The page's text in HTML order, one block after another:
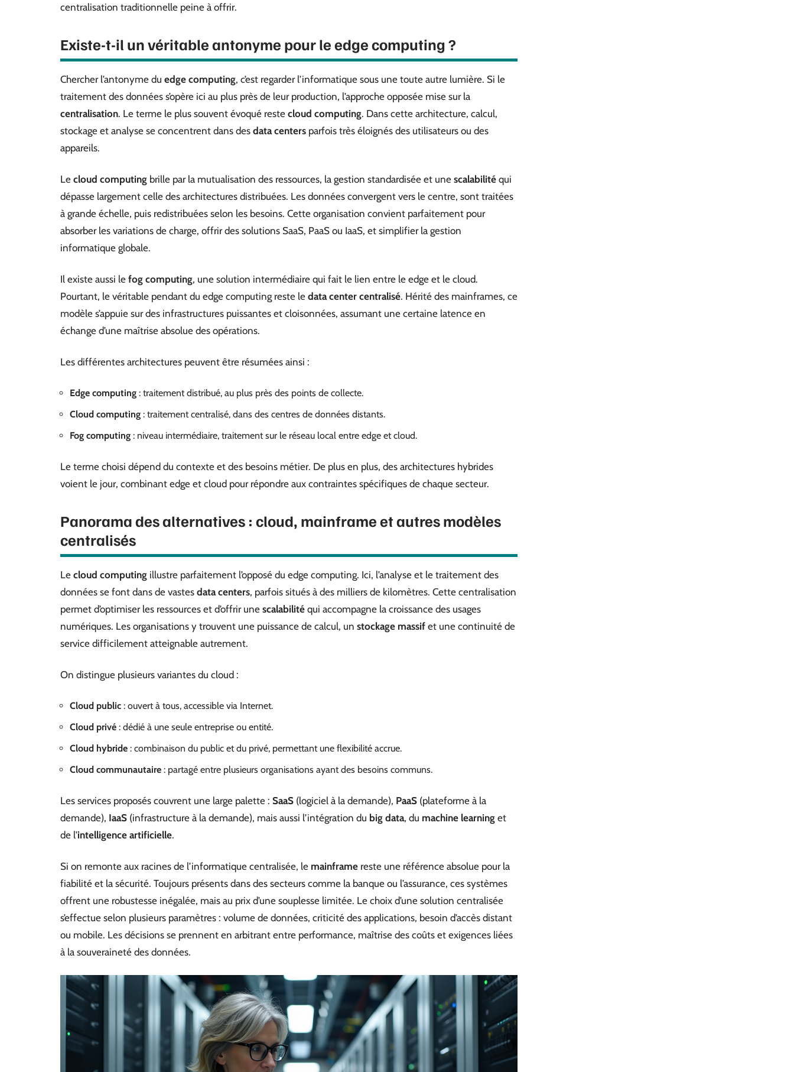
centralisation traditionnelle peine à offrir.
Existe-t-il un véritable antonyme pour le edge computing ?
Chercher l’antonyme du edge computing, c’est regarder l’informatique sous une toute autre lumière. Si le
traitement des données s’opère ici au plus près de leur production, l’approche opposée mise sur la
centralisation. Le terme le plus souvent évoqué reste cloud computing. Dans cette architecture, calcul,
stockage et analyse se concentrent dans des data centers parfois très éloignés des utilisateurs ou des
appareils.
Le cloud computing brille par la mutualisation des ressources, la gestion standardisée et une scalabilité qui
dépasse largement celle des architectures distribuées. Les données convergent vers le centre, sont traitées
à grande échelle, puis redistribuées selon les besoins. Cette organisation convient parfaitement pour
absorber les variations de charge, offrir des solutions SaaS, PaaS ou IaaS, et simplifier la gestion
informatique globale.
Il existe aussi le fog computing, une solution intermédiaire qui fait le lien entre le edge et le cloud.
Pourtant, le véritable pendant du edge computing reste le data center centralisé. Hérité des mainframes, ce
modèle s’appuie sur des infrastructures puissantes et cloisonnées, assumant une certaine latence en
échange d’une maîtrise absolue des opérations.
Les différentes architectures peuvent être résumées ainsi :
Edge computing : traitement distribué, au plus près des points de collecte.
Cloud computing : traitement centralisé, dans des centres de données distants.
Fog computing : niveau intermédiaire, traitement sur le réseau local entre edge et cloud.
Le terme choisi dépend du contexte et des besoins métier. De plus en plus, des architectures hybrides
voient le jour, combinant edge et cloud pour répondre aux contraintes spécifiques de chaque secteur.
Panorama des alternatives : cloud, mainframe et autres modèles
centralisés
Le cloud computing illustre parfaitement l’opposé du edge computing. Ici, l’analyse et le traitement des
données se font dans de vastes data centers, parfois situés à des milliers de kilomètres. Cette centralisation
permet d’optimiser les ressources et d’offrir une scalabilité qui accompagne la croissance des usages
numériques. Les organisations y trouvent une puissance de calcul, un stockage massif et une continuité de
service difficilement atteignable autrement.
On distingue plusieurs variantes du cloud :
Cloud public : ouvert à tous, accessible via Internet.
Cloud privé : dédié à une seule entreprise ou entité.
Cloud hybride : combinaison du public et du privé, permettant une flexibilité accrue.
Cloud communautaire : partagé entre plusieurs organisations ayant des besoins communs.
Les services proposés couvrent une large palette : SaaS (logiciel à la demande), PaaS (plateforme à la
demande), IaaS (infrastructure à la demande), mais aussi l’intégration du big data, du machine learning et
de l’intelligence artificielle.
Si on remonte aux racines de l’informatique centralisée, le mainframe reste une référence absolue pour la
fiabilité et la sécurité. Toujours présents dans des secteurs comme la banque ou l’assurance, ces systèmes
offrent une robustesse inégalée, mais au prix d’une souplesse limitée. Le choix d’une solution centralisée
s’effectue selon plusieurs paramètres : volume de données, criticité des applications, besoin d’accès distant
ou mobile. Les décisions se prennent en arbitrant entre performance, maîtrise des coûts et exigences liées
à la souveraineté des données.